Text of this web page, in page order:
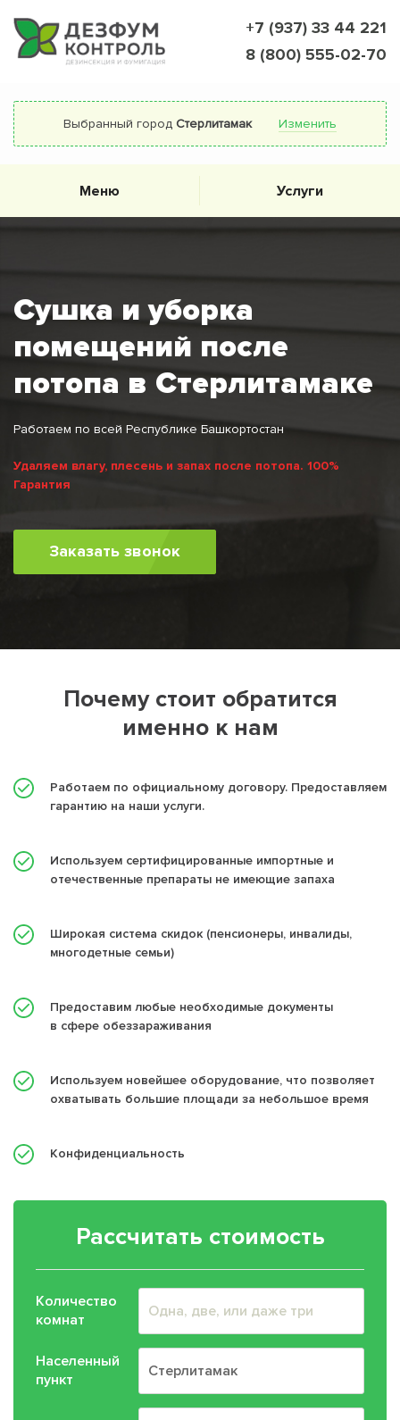
+7 (937) 33 44 221
8 (800) 555-02-70
Выбранный город Стерлитамак Изменить
Меню Услуги
Сушка и уборка
помещений после
потопа в Стерлитамаке
Работаем по всей Республике Башкортостан
Удаляем влагу, плесень и запах после потопа. 100%
Гарантия
Заказать звонок
Почему стоит обратится
именно к нам
Работаем по официальному договору. Предоставляем
гарантию на наши услуги.
Используем сертифицированные импортные и
отечественные препараты не имеющие запаха
Широкая система скидок (пенсионеры, инвалиды,
многодетные семьи)
Предоставим любые необходимые документы
в сфере обеззараживания
Используем новейшее оборудование, что позволяет
охватывать большие площади за небольшое время
Конфиденциальность
Рассчитать стоимость
Количество
комнат
Населенный
пункт